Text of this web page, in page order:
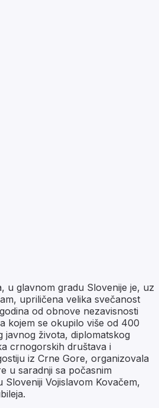
u glavnom gradu Slovenije je, uz
upriličena velika svečanost
od obnove nezavisnosti
kojem se okupilo više od 400
javnog života, diplomatskog
crnogorskih društava i
iz Crne Gore, organizovala
u saradnji sa počasnim
Vojislavom Kovačem,